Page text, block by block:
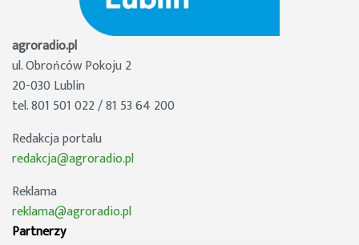
agroradio.pl
ul. Obrońców Pokoju 2
20-030 Lublin
tel. 801 501 022 / 81 53 64 200
Redakcja portalu
redakcja@agroradio.pl
Reklama
reklama@agroradio.pl
Partnerzy